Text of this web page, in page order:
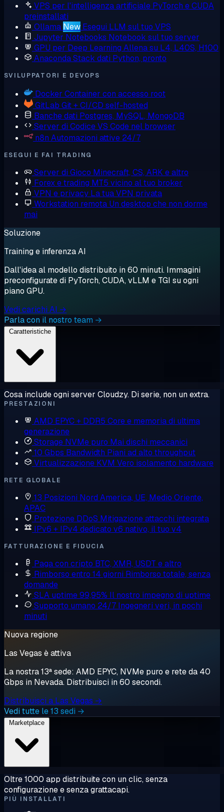
VPS per l'intelligenza artificiale PyTorch e CUDA
preinstallati
Ollama New Esegui LLM sul tuo VPS
Jupyter Notebooks Notebook sul tuo server
GPU per Deep Learning Allena su L4, L40S, H100
AnacondaStack dati Python, pronto
SVILUPPATORI E DEVOPS
Docker Container con accesso root
GitLab Git + CI/CD self-hosted
Banche dati Postgres, MySQL, MongoDB
Server di CodiceVS Code nel browser
n8n Automazioni attive 24/7
ESEGUI E FAI TRADING
Server di Gioco Minecraft, CS, ARK e altro
Forex e trading MT5 vicino al tuo broker
VPN e privacy La tua VPN privata
Workstation remota Un desktop che non dorme
mai
Soluzione
Training e inferenza AI
Dall'idea al modello distribuito in 60 minuti. Immagini
preconfigurate di PyTorch, CUDA, vLLM e TGI su ogni
piano GPU.
Vedi carichi AI →
Parla con il nostro team →
Cosa include ogni server Cloudzy. Di serie, non un extra.
PRESTAZIONI
AMD EPYC + DDR5 Core e memoria di ultima
generazione
Storage NVMe puro Mai dischi meccanici
10 Gbps Bandwidth Piani ad alto throughput
Virtualizzazione KVM Vero isolamento hardware
RETE GLOBALE
13 Posizioni Nord America, UE, Medio Oriente,
APAC
Protezione DDoS Mitigazione attacchi integrata
IPv6 + IPv4 dedicato v6 nativo, il tuo v4
FATTURAZIONE E FIDUCIA
Paga con cripto BTC, XMR, USDT e altro
Rimborso entro 14 giorni Rimborso totale, senza
domande
SLA uptime 99,95% Il nostro impegno di uptime
Supporto umano 24/7 Ingegneri veri, in pochi
minuti
Nuova regione
Las Vegas è attiva
La nostra 13ª sede: AMD EPYC, NVMe puro e rete da 40
Gbps in Nevada. Distribuisci in 60 secondi.
Distribuisci a Las Vegas →
Vedi tutte le 13 sedi →
Oltre 1000 app distribuite con un clic, senza
configurazione e senza grattacapi.
PIÙ INSTALLATI